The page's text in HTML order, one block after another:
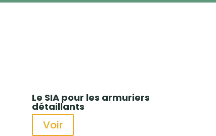
Le SIA pour les armuriers
détaillants
Voir